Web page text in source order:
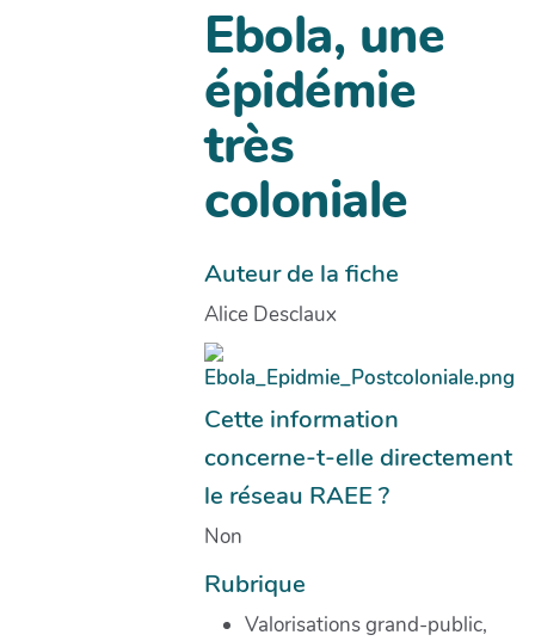
Ebola, une
épidémie
très
coloniale
Auteur de la fiche
Alice Desclaux
Cette information
concerne-t-elle directement
le réseau RAEE ?
Non
Rubrique
Valorisations grand-public,